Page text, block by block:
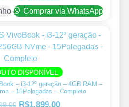
Comprar via WhatsApp
DISPONÍVEL
– i3-12º geração – 4GB RAM –
– 15Polegadas – Completo
R$1,899.00